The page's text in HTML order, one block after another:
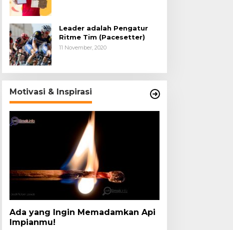
Leader adalah Pengatur
Ritme Tim (Pacesetter)
11 November, 2020
Motivasi & Inspirasi
Ada yang Ingin Memadamkan Api
Impianmu!